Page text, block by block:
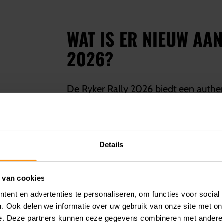
Details
van cookies
en advertenties te personaliseren, om functies voor social
Ook delen we informatie over uw gebruik van onze site met
Deze partners kunnen deze gegevens combineren met
WAT IS ER NIEUW
2026?
De Ryker Rally 2026 biedt een
onderdelen zoals KYB HPG-
beschermplaten, versterkte velgen
optimaliseert de voertuigcontrole
driften mogelijk.